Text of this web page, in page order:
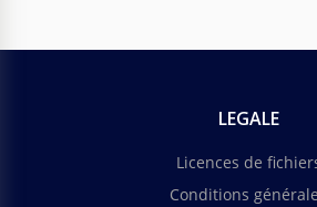
LEGALE
Licences de
Conditions